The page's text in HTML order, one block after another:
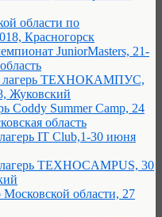
области по
Красногорск
JuniorMasters, 21-
лагерь ТЕХНОКАМПУС,
Жуковский
Coddy Summer Сamp, 24
область
IT Club,1-30 июня
TEXHOCAMPUS, 30
области, 27